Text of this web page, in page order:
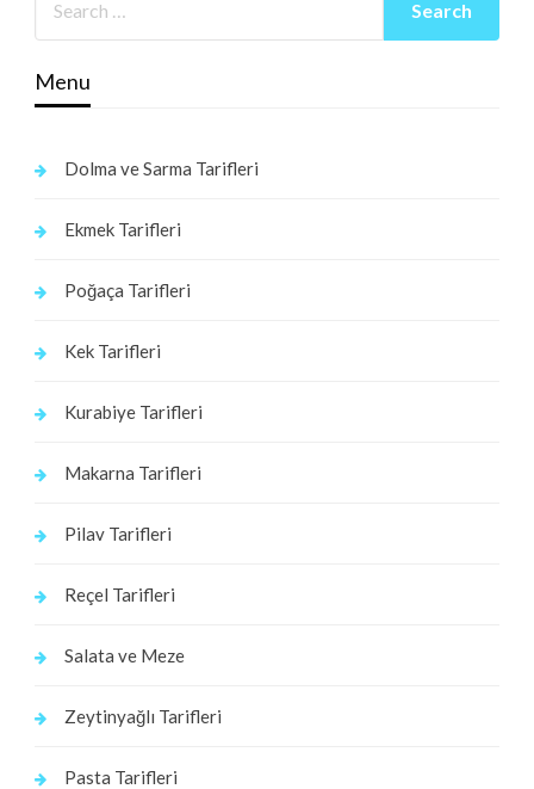
Menu
Dolma ve Sarma Tarifleri
Ekmek Tarifleri
Poğaça Tarifleri
Kek Tarifleri
Kurabiye Tarifleri
Makarna Tarifleri
Pilav Tarifleri
Reçel Tarifleri
Salata ve Meze
Zeytinyağlı Tarifleri
Pasta Tarifleri